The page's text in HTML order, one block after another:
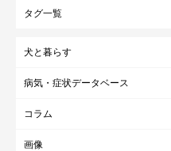
タグ一覧
犬と暮らす
病気・症状データベース
コラム
画像